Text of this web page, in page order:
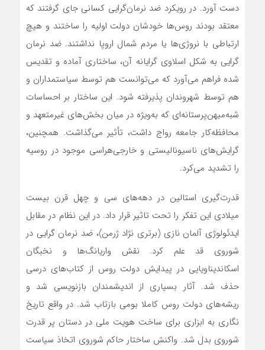
دست آورد. در رویکرد ضد نرمان‌گرایی کسانی جای گرفتند که
معتقد بودند روس‌ها خودشان دولت اولیه را ساختند و هیچ
ارتباطی با نروژی‌ها یا مردم شمال اروپا نداشتند. ضد نرمان
گرایی به شکل اسلاوی گرایانه آن، ساختاری آماده و تقدیس
شده فراهم می‌آورد که می‌توانست هم توسط سیاستمداران و
هم توسط شهروندان پذیرفته شود. این ساختار بر احساسات
شبه‌میهن‌پرستانه‌ای که به‌ویژه در میان بخش‌های غیرمتعهد و
محافظه‌کار جامعه رواج داشت، تأثیر می‌گذاشت. همچنین،
گرایش‌های ناسیونالیستی و خارجی‌هراسی موجود در روسیه
را تشدید می‌کرد.
قدرت‌گیری استالین در دهه‌های سی و چهل قرن بیست
میلادی این تفکر را تحت تاثیر قرار داد. در این نظام در مقابل
ایدئولوژی آلمان نازی (برتری نژاد ژرمن)، ضد نرمان گرایی در
شوروی قد علم کرد. نقش واریانگ‌ها و نخبگان
اسکاندیناویایی در پیدایش دولت روس از کتاب‌های درسی
حذف شد. آثار بسیاری از اندیشمندان بازنویسی شد و
ریشه‌های دولت روس کاملا بومی بازتاب شد. در واقع تاریخ
نگاری به ابزاری برای ساخت هویت ملی در دستان پر قدرت
شوروی بدل شد. واکنش ساختار حاکم شوروی اتخاذ سیاست